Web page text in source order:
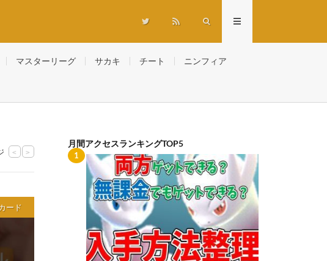
マスターリーグ サカキ チート ニンフィア
< >
ード
月間アクセスランキングTOP5